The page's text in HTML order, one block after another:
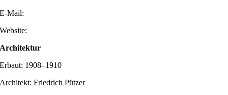
E-Mail:
Website:
Architektur
Erbaut: 1908–1910
Architekt: Friedrich Pützer